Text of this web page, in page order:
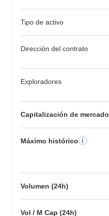
Tipo de activo
Dirección del contrato
Exploradores
Capitalización de mercado
Máximo histórico
Volumen (24h)
Vol / M Cap (24h)